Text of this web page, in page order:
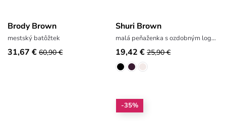
Brody Brown
mestský batôžtek
31,67 € 60,90 €
Shuri Brown
malá peňaženka s ozdobným logom
19,42 € 25,90 €
-35%